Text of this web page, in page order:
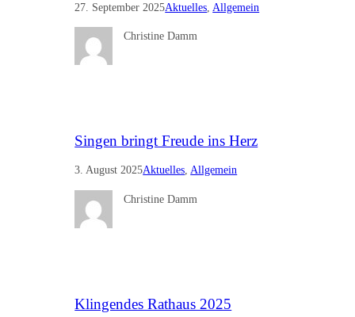
27. September 2025Aktuelles Allgemein
Christine Damm
Singen bringt Freude ins Herz
3. August 2025Aktuelles, Allgemein
Christine Damm
Klingendes Rathaus 2025